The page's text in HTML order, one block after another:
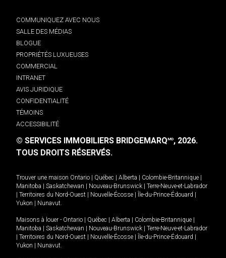
COMMUNIQUEZ AVEC NOUS
SALLE DES MÉDIAS
BLOGUE
PROPRIÉTÉS LUXUEUSES
COMMERCIAL
INTRANET
AVIS JURIDIQUE
CONFIDENTIALITÉ
TÉMOINS
ACCESSIBILITÉ
© SERVICES IMMOBILIERS BRIDGEMARQMD, 2026.
TOUS DROITS RÉSERVÉS.
Trouver une maison Ontario Québec Alberta Colombie-Britannique
Manitoba
Saskatchewan Nouveau-Brunswick
Terre-Neuve-et-Labrador
Territoires du Nord-Ouest Nouvelle-Écosse Île-du-Prince-Édouard
Yukon
Nunavut.
Maisons à louer - Ontario Québec Alberta Colombie-Britannique
Manitoba
Saskatchewan Nouveau-Brunswick
Terre-Neuve-et-Labrador
Territoires du Nord-Ouest Nouvelle-Écosse Île-du-Prince-Édouard
Yukon
Nunavut.